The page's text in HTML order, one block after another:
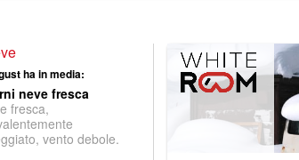
ha in media:
neve fresca
fresca,
vento debole.